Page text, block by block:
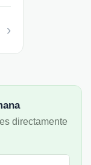
›
directamente